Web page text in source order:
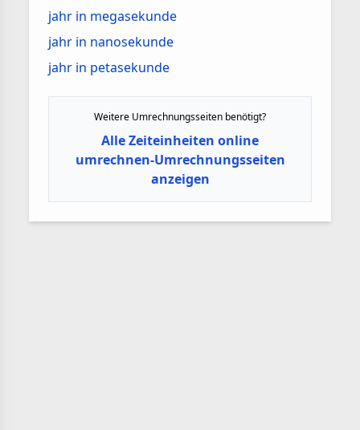
jahr in megasekunde
jahr in nanosekunde
jahr in petasekunde
Weitere Umrechnungsseiten benötigt?
Alle Zeiteinheiten online
umrechnen-Umrechnungsseiten
anzeigen